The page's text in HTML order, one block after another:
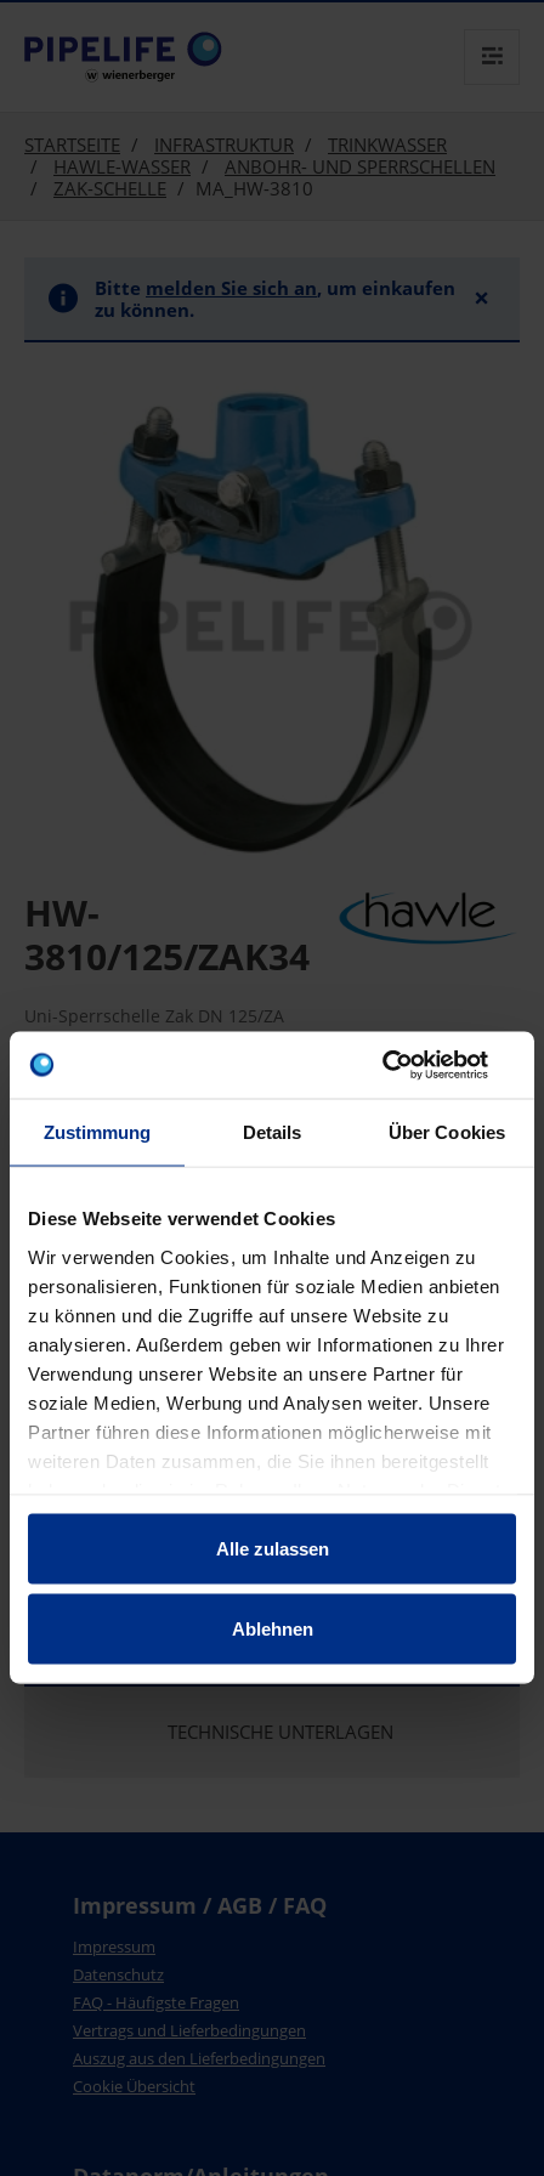
Zustimmung Details Über Cookies
Diese Webseite verwendet Cookies
Wir verwenden Cookies, um Inhalte und Anzeigen zu
personalisieren, Funktionen für soziale Medien anbieten
zu können und die Zugriffe auf unsere Website zu
analysieren. Außerdem geben wir Informationen zu Ihrer
Verwendung unserer Website an unsere Partner für
soziale Medien, Werbung und Analysen weiter. Unsere
Partner führen diese Informationen möglicherweise mit
weiteren Daten zusammen, die Sie ihnen bereitgestellt
gesammelt haben.
Alle zulassen
Ablehnen
text.skipToContent
text.skipToNavigation
STARTSEITE INFRASTRUKTUR
TRINKWASSER
HAWLE-WASSER
ANBOHR- UND SPERRSCHELLEN
ZAK-SCHELLE
MA_HW-3810
Bitte melden Sie sich an, um einkaufen
zu können.
×
HW-
3810/125/ZAK34
Uni-Sperrschelle Zak DN 125/ZA
ZAK-Universal-H-Sperrschelle, für Guss-, Stahl- und AZ-
Verpackungseinheit: -
HW-3810/125/ZAK34
MINUS PLUS
Stück
Min.: 1 Stück
198,40 € AAJ
EIGENSCHAFTEN
TECHNISCHE UNTERLAGEN
Impressum / AGB / FAQ
Impressum
Datenschutz
FAQ - Häufigste Fragen
Vertrags und Lieferbedingungen
Auszug aus den Lieferbedingungen
Cookie Übersicht